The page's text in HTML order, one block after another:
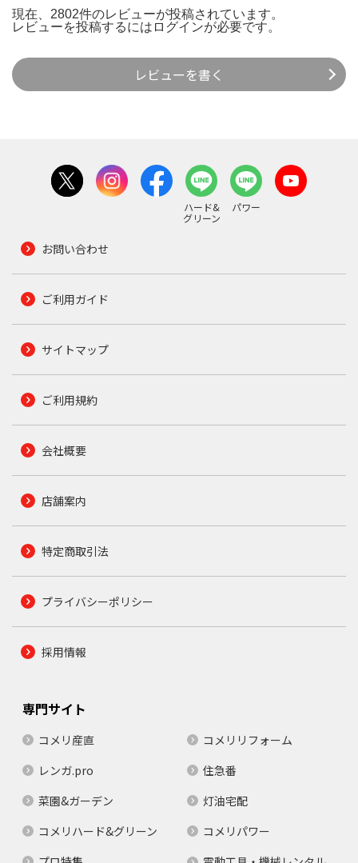
現在、2802件のレビューが投稿されています。
レビューを投稿するには ログインが必要です。
レビューを書く
ハード&
グリーン
パワー
お問い合わせ
ご利用ガイド
サイトマップ
ご利用規約
会社概要
店舗案内
特定商取引法
プライバシーポリシー
採用情報
専門サイト
コメリ産直
コメリリフォーム
レンガ.pro
住急番
菜園&ガーデン
灯油宅配
コメリハード&グリーン
コメリパワー